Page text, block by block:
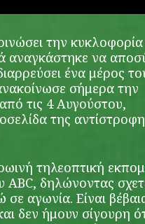
την
να
ένα μέρος
σήμερα την
τις 4 Αυγούστου,
της αντίστροφη
τηλεοπτική
δηλώνοντας
αγωνία. Είναι
δεν ήμουν σίγουρη